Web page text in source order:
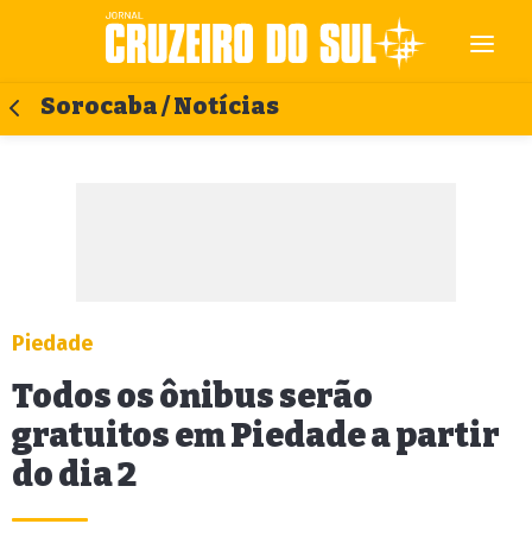
Sorocaba / Notícias
Piedade
Todos os ônibus serão
gratuitos em Piedade a partir
do dia 2